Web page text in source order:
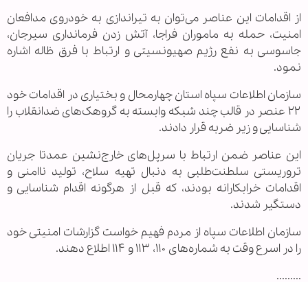
از اقدامات این عناصر می‌توان به تیراندازی به خودروی مدافعان
امنیت، حمله به ماموران فراجا، آتش زدن فرمانداری سیرجان،
جاسوسی به نفع رژیم صهیونسیتی و ارتباط با فرق ظاله اشاره
نمود.
سازمان اطلاعات سپاه استان چهارمحال و بختیاری در اقدامات خود
۲۲ عنصر در قالب چند شبکه وابسته به گروهک‌های ضدانقلاب را
شناسایی و زیر ضربه قرار دادند.
این عناصر ضمن ارتباط با سرپل‌های خارج‌نشین عمدتا جریان
تروریستی سلطنت‌طلبی به دنبال تهیه سلاح، تولید ناامنی و
اقدامات خرابکارانه بودند، که قبل از هرگونه اقدام شناسایی و
دستگیر شدند.
سازمان اطلاعات سپاه از مردم فهیم خواست گزارشات امنیتی خود
را در اسرع وقت به شماره‌های ۱۱۰، ۱۱۳ و ۱۱۴ اطلاع دهند.
.........